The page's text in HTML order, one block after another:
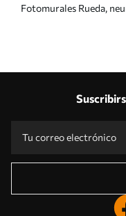
Fotomurales Rueda,